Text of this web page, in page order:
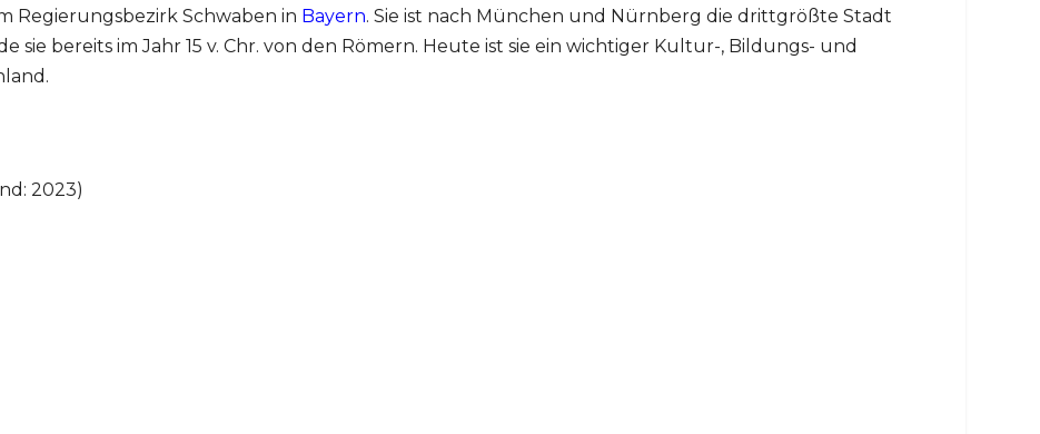
Regierungsbezirk Schwaben in Bayern. Sie ist nach München und Nürnberg die drittgrößte Stadt
sie bereits im Jahr 15 v. Chr. von den Römern. Heute ist sie ein wichtiger Kultur-, Bildungs- und
2023)